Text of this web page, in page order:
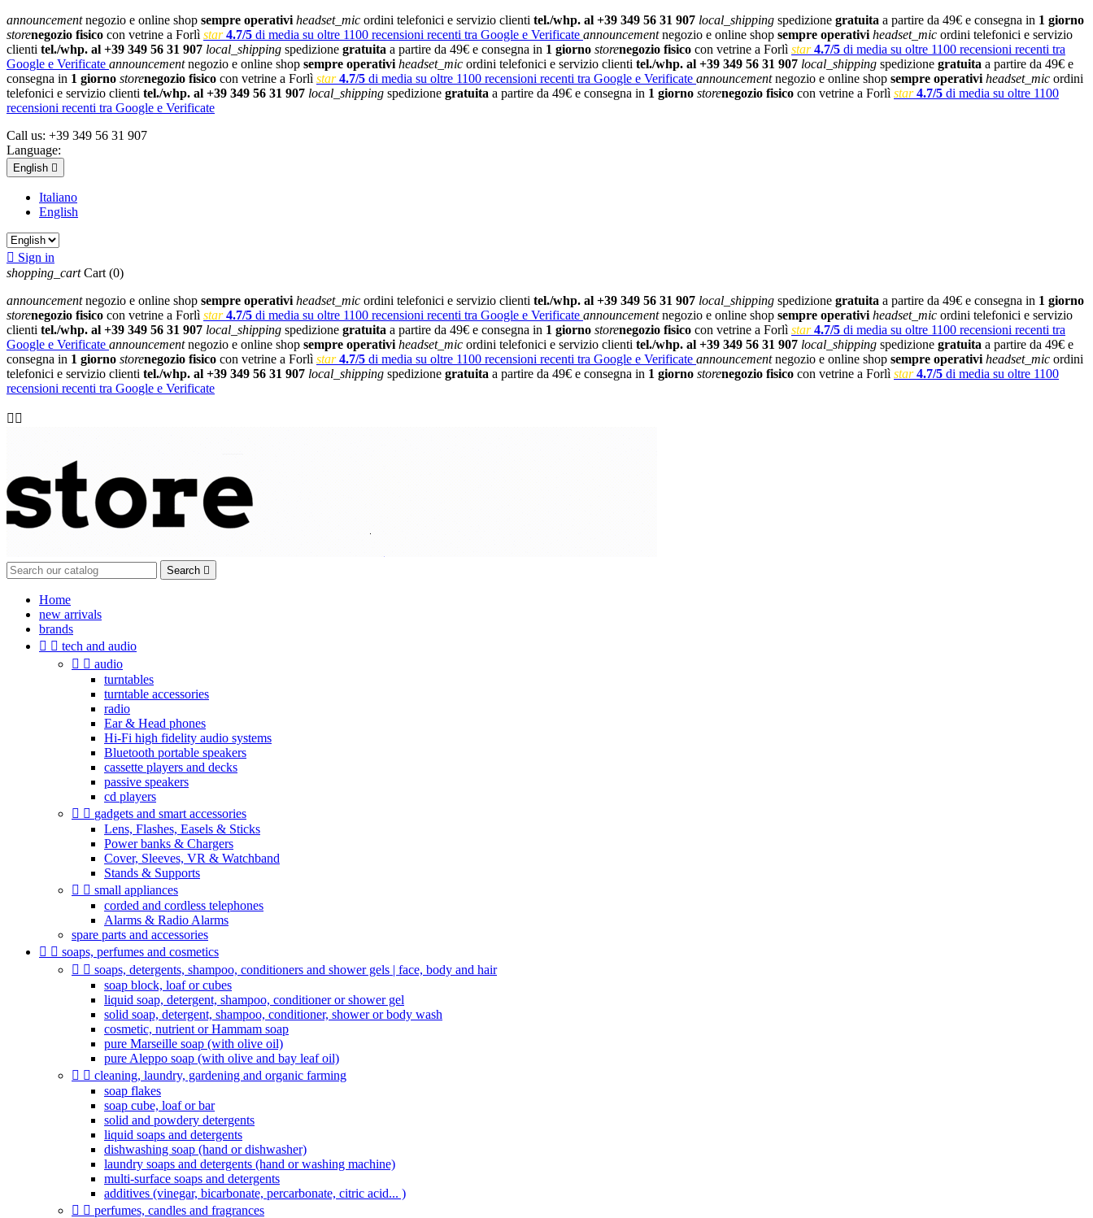
announcementnegozio e online shop sempre operativi headset_mic ordini telefonici e servizio clienti tel./whp. al +39 349 56 31 907 local_shipping spedizione gratuita a partire da 49€ e consegna in 1 giorno
storenegozio fisico con vetrine a Forlì star 4.7/5 di media su oltre 1100 recensioni recenti tra Google e Verificate announcementnegozio e online shop sempre operativi headset_mic ordini telefonici e servizio
clienti tel./whp. al +39 349 56 31 907 local_shipping spedizione gratuita a partire da 49€ e consegna in 1 giorno storenegozio fisico con vetrine a Forlì star 4.7/5 di media su oltre 1100 recensioni recenti tra
Google e Verificate announcementnegozio e online shop sempre operativi headset_mic ordini telefonici e servizio clienti tel./whp. al +39 349 56 31 907 local_shipping spedizione gratuita a partire da 49€ e
consegna in 1 giorno storenegozio fisico con vetrine a Forlì star 4.7/5 di media su oltre 1100 recensioni recenti tra Google e Verificate announcementnegozio e online shop sempre operativi headset_mic ordini
telefonici e servizio clienti tel./whp. al +39 349 56 31 907 local_shipping spedizione gratuita a partire da 49€ e consegna in 1 giorno storenegozio fisico con vetrine a Forlì star 4.7/5 di media su oltre 1100
recensioni recenti tra Google e Verificate
Call us: +39 349 56 31 907
Language:
English 
Italiano
English
 Sign in
shopping_cart Cart (0)
announcementnegozio e online shop sempre operativi headset_mic ordini telefonici e servizio clienti tel./whp. al +39 349 56 31 907 local_shipping spedizione gratuita a partire da 49€ e consegna in 1 giorno
storenegozio fisico con vetrine a Forlì star 4.7/5 di media su oltre 1100 recensioni recenti tra Google e Verificate announcementnegozio e online shop sempre operativi headset_mic ordini telefonici e servizio
clienti tel./whp. al +39 349 56 31 907 local_shipping spedizione gratuita a partire da 49€ e consegna in 1 giorno storenegozio fisico con vetrine a Forlì star 4.7/5 di media su oltre 1100 recensioni recenti tra
Google e Verificate announcementnegozio e online shop sempre operativi headset_mic ordini telefonici e servizio clienti tel./whp. al +39 349 56 31 907 local_shipping spedizione gratuita a partire da 49€ e
consegna in 1 giorno storenegozio fisico con vetrine a Forlì star 4.7/5 di media su oltre 1100 recensioni recenti tra Google e Verificate announcementnegozio e online shop sempre operativi headset_mic ordini
telefonici e servizio clienti tel./whp. al +39 349 56 31 907 local_shipping spedizione gratuita a partire da 49€ e consegna in 1 giorno storenegozio fisico con vetrine a Forlì star 4.7/5 di media su oltre 1100
recensioni recenti tra Google e Verificate

Search 
Home
new arrivals
brands
  tech and audio
  audio
turntables
turntable accessories
radio
Ear & Head phones
Hi-Fi high fidelity audio systems
Bluetooth portable speakers
cassette players and decks
passive speakers
cd players
  gadgets and smart accessories
Lens, Flashes, Easels & Sticks
Power banks & Chargers
Cover, Sleeves, VR & Watchband
Stands & Supports
  small appliances
corded and cordless telephones
Alarms & Radio Alarms
spare parts and accessories
  soaps, perfumes and cosmetics
  soaps, detergents, shampoo, conditioners and shower gels | face, body and hair
soap block, loaf or cubes
liquid soap, detergent, shampoo, conditioner or shower gel
solid soap, detergent, shampoo, conditioner, shower or body wash
cosmetic, nutrient or Hammam soap
pure Marseille soap (with olive oil)
pure Aleppo soap (with olive and bay leaf oil)
  cleaning, laundry, gardening and organic farming
soap flakes
soap cube, loaf or bar
solid and powdery detergents
liquid soaps and detergents
dishwashing soap (hand or dishwasher)
laundry soaps and detergents (hand or washing machine)
multi-surface soaps and detergents
additives (vinegar, bicarbonate, percarbonate, citric acid... )
  perfumes, candles and fragrances